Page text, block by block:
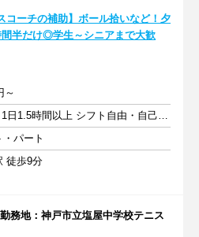
コーチの補助】ボール拾いなど！夕
間半だけ◎学生～シニアまで大歓
～
週1日以上 1日1.5時間以上 シフト自由・自己申告
パート
徒歩9分
地：神戸市立塩屋中学校テニス